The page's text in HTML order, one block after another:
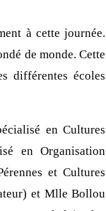
à cette journée.
de monde. Cette
différentes écoles
en Cultures
en Organisation
et Cultures
et Mlle Bollou